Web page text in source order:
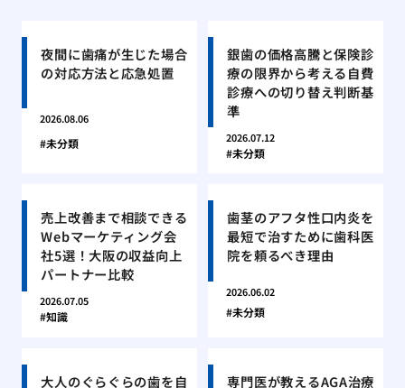
夜間に歯痛が生じた場合
の対応方法と応急処置
2026.08.06
未分類
銀歯の価格高騰と保険診
療の限界から考える自費
診療への切り替え判断基
準
2026.07.12
未分類
売上改善まで相談できる
Webマーケティング会
社5選！大阪の収益向上
パートナー比較
2026.07.05
知識
歯茎のアフタ性口内炎を
最短で治すために歯科医
院を頼るべき理由
2026.06.02
未分類
大人のぐらぐらの歯を自
専門医が教えるAGA治療